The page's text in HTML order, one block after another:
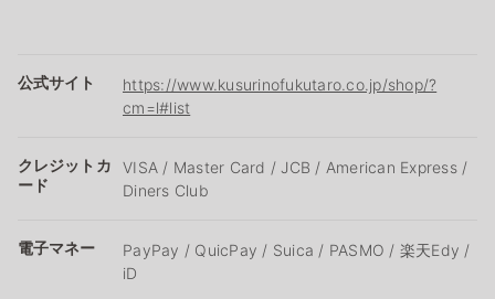
公式サイト
https://www.kusurinofukutaro.co.jp/shop/?
cm=l#list
クレジットカ
ード
VISA / Master Card / JCB / American Express /
Diners Club
電子マネー
PayPay / QuicPay / Suica / PASMO / 楽天Edy /
iD